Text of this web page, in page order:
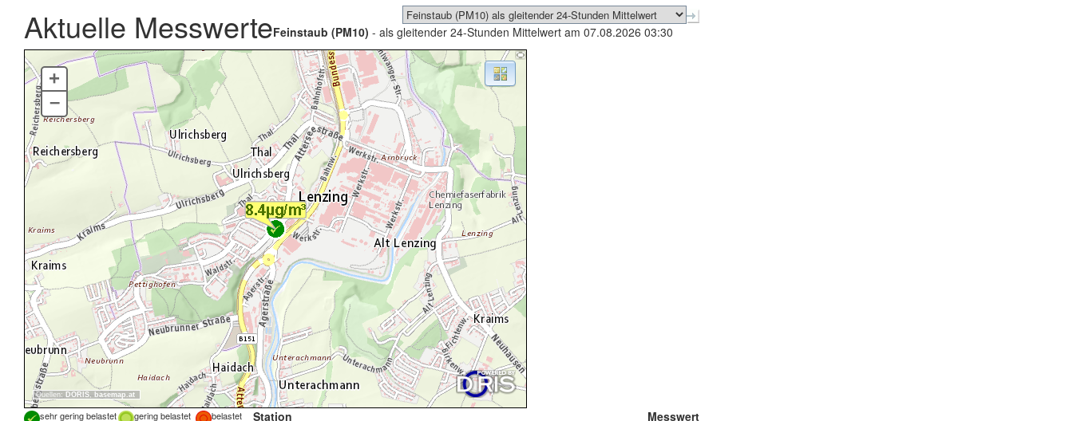
Aktuelle MesswerteFeinstaub (PM10) - als gleitender 24-Stunden Mittelwert am 07.08.2026 03:30
Quellen: DORIS, basemap.at
+
–
sehr gering belastet gering belastet
belastet
Station
Messwert